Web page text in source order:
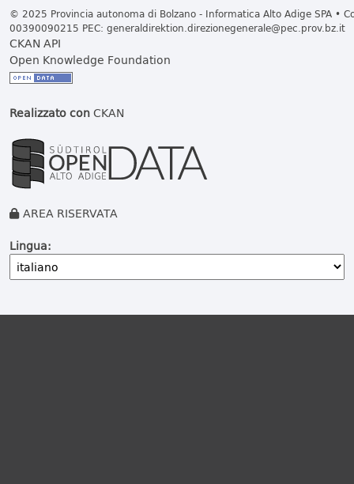
© 2025 Provincia autonoma di Bolzano - Informatica Alto Adige SPA •
00390090215 PEC: generaldirektion.direzionegenerale@pec.prov.bz.it
CKAN API
Open Knowledge Foundation
Realizzato conCKAN
AREA RISERVATA
Lingua